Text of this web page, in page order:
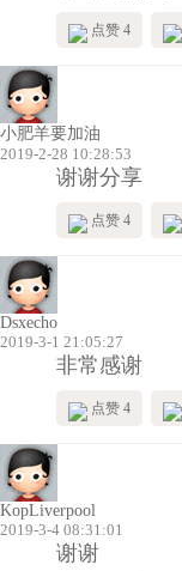
点赞 4
小肥羊要加油
2019-2-28 10:28:53
谢谢分享
点赞 4
Dsxecho
2019-3-1 21:05:27
非常感谢
点赞 4
KopLiverpool
2019-3-4 08:31:01
谢谢